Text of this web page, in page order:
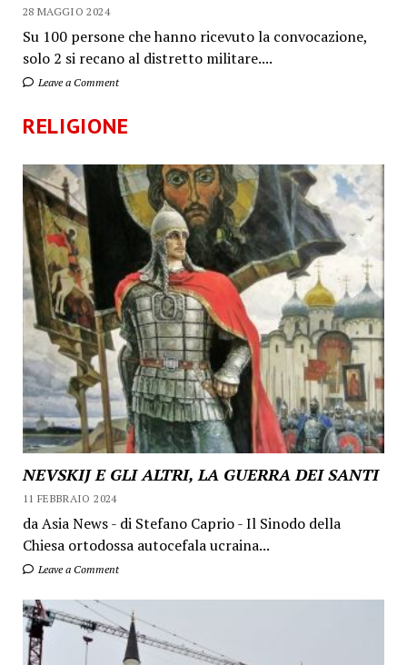
28 MAGGIO 2024
Su 100 persone che hanno ricevuto la convocazione,
solo 2 si recano al distretto militare....
Leave a Comment
RELIGIONE
NEVSKIJ E GLI ALTRI, LA GUERRA DEI SANTI
11 FEBBRAIO 2024
da Asia News - di Stefano Caprio - Il Sinodo della
Chiesa ortodossa autocefala ucraina...
Leave a Comment